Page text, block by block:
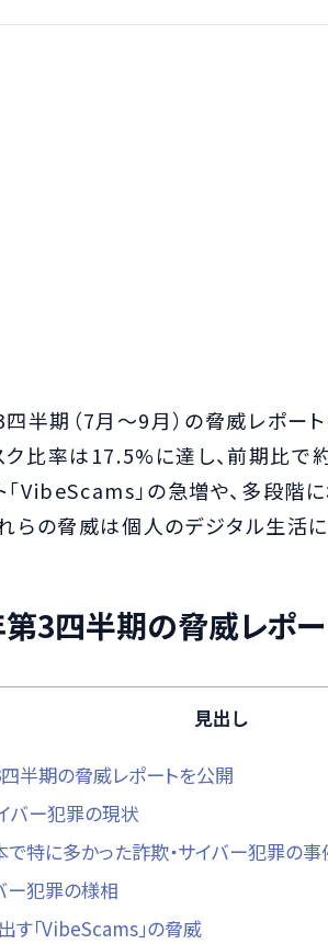
半期（7月～9月）の脅威レポー
比率は17.5%に達し、前期比で
VibeScams」の急増や、多段階
らの脅威は個人のデジタル生活
3四半期の脅威レポ
見出し
半期の脅威レポートを公開
バー犯罪の現状
で特に多かった詐欺・サイバー犯罪の事
ー犯罪の様相
す「VibeScams」の脅威